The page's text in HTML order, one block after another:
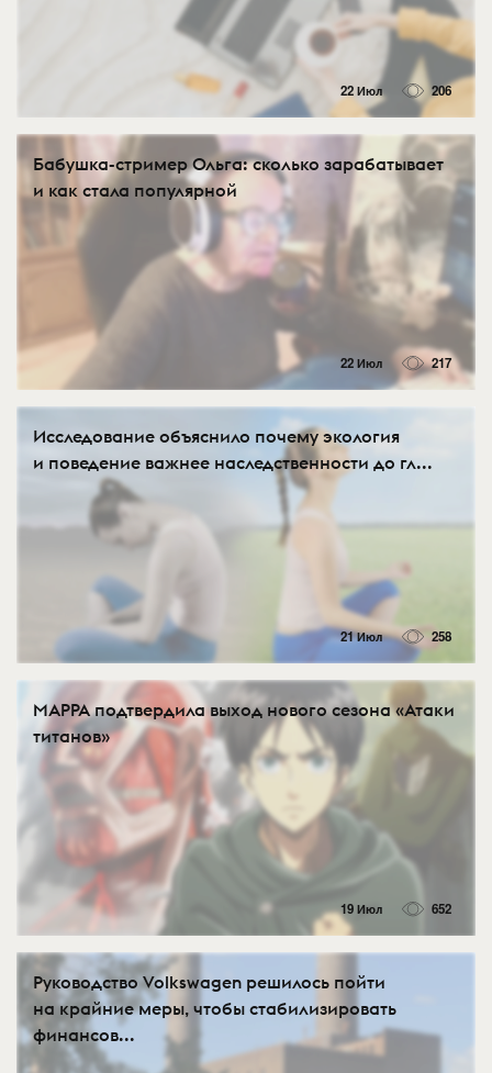
22 Июл 206
Бабушка-стример Ольга: сколько зарабатывает
и как стала популярной
22 Июл 217
Исследование объяснило почему экология
и поведение важнее наследственности до гл...
21 Июл 258
MAPPA подтвердила выход нового сезона «Атаки
титанов»
19 Июл 652
Руководство Volkswagen решилось пойти
на крайние меры, чтобы стабилизировать
финансов...